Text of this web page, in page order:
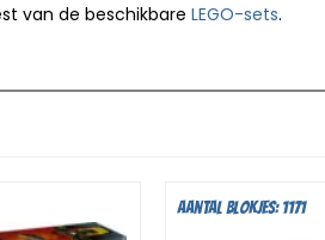
van de beschikbare LEGO-sets.
Aantal blokjes: 1171